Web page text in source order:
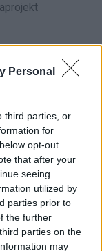
Personal
third parties, or
for
opt-out
that after your
seeing
utilized by
parties prior to
the further
parties on the
may
Hanh meg se
Quang úr. Nem
Köszönöm a
a főszerep.